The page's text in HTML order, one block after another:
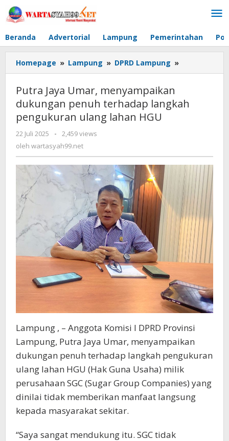
Lewati
ke
Beranda
Advertorial Lampung Pemerintahan
Homepage » Lampung » DPRD Lampung »
Jaya
dukungan
ulang
lahan
HGU
Putra Jaya Umar, menyampaikan
dukungan penuh terhadap langkah
pengukuran ulang lahan HGU
22 Juli 2025
oleh
wartasyah99.net
-
2,459 views
oleh wartasyah99.net
Lampung , – Anggota Komisi I DPRD Provinsi
Lampung, Putra Jaya Umar, menyampaikan
dukungan penuh terhadap langkah pengukuran
ulang lahan HGU (Hak Guna Usaha) milik
perusahaan SGC (Sugar Group Companies) yang
dinilai tidak memberikan manfaat langsung
kepada masyarakat sekitar.
“Saya sangat mendukung itu. SGC tidak